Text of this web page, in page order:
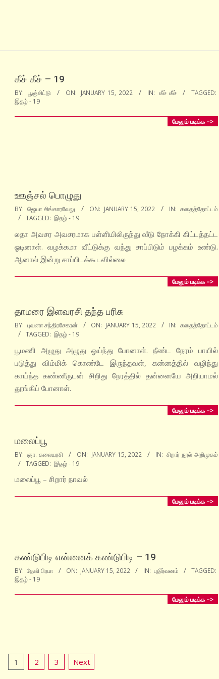
கீச் கீச் – 19
2022-
01-
15
BY: பூஞ்சிட்டு ON: JANUARY 15, 2022 IN: கீச் கீச்
TAGGED:
இதழ் - 19
மேலும் படிக்க –>
ஊஞ்சல் பொழுது
2022-
01-
15
BY: ஜெயா சிங்காரவேலு ON: JANUARY 15, 2022 IN: கதைத்தோட்டம்
TAGGED: இதழ் - 19
லதா அவசர அவசரமாக பள்ளியிலிருந்து வீடு நோக்கி கிட்டத்தட்ட
ஓடினாள். வழக்கமா வீட்டுக்கு வந்து சாப்பிடும் பழக்கம் உண்டு.
ஆனால் இன்று சாப்பிடக்கூடவில்லை
மேலும் படிக்க –>
தாமரை இளவரசி தந்த பரிசு
2022-
01-
15
BY: புவனா சந்திரசேகரன் ON: JANUARY 15, 2022 IN: கதைத்தோட்டம்
TAGGED: இதழ் - 19
பூமணி அழுது அழுது ஓய்ந்து போனாள். நீண்ட நேரம் பாயில்
படுத்து விம்மிக் கொண்டே இருந்தவள், கன்னத்தில் வழிந்து
காய்ந்த கண்ணீருடன் சிறிது நேரத்தில் தன்னையே அறியாமல்
தூங்கிப் போனாள்.
மேலும் படிக்க –>
மலைப்பூ
2022-
01-
15
BY: ஞா. கலையரசி ON: JANUARY 15, 2022 IN: சிறார் நூல் அறிமுகம்
TAGGED: இதழ் - 19
மலைப்பூ – சிறார் நாவல்
மேலும் படிக்க –>
கண்டுபிடி என்னைக் கண்டுபிடி – 19
2022-
01-
15
BY: தேவி பிரபா ON: JANUARY 15, 2022 IN: புதிர்வனம்
TAGGED:
இதழ் - 19
மேலும் படிக்க –>
Posts
1 2 3 Next